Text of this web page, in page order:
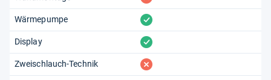
Wärmepumpe vorhanden
Display vorhanden
Zweischlauch-Technik fehlt